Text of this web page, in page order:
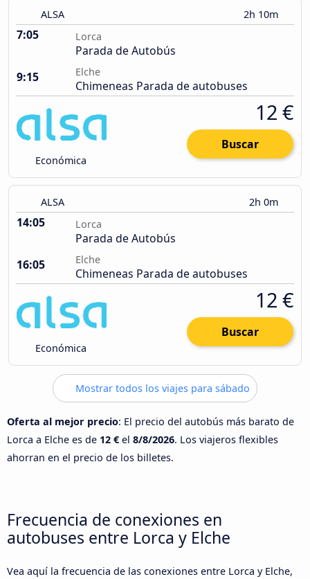
ALSA 2h 10m
7:05 Lorca
Parada de Autobús
9:15
Elche
Chimeneas Parada de autobuses
Económica
12 €
Buscar
ALSA 2h 0m
14:05 Lorca
Parada de Autobús
16:05
Elche
Chimeneas Parada de autobuses
Económica
12 €
Buscar
Mostrar todos los viajes para sábado
Oferta al mejor precio: El precio del autobús más barato de
Lorca a Elche es de 12 € el 8/8/2026. Los viajeros flexibles
ahorran en el precio de los billetes.
Frecuencia de conexiones en
autobuses entre Lorca y Elche
Vea aquí la frecuencia de las conexiones entre Lorca y Elche,